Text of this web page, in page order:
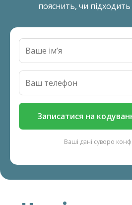
пояснить, чи
Записатися на
Ваші дані суворо